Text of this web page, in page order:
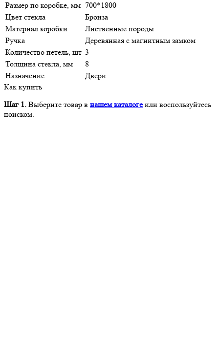
Размер по коробке, мм 700*1800
Цвет стекла
Бронза
Материал коробки
Лиственные породы
Ручка
Деревянная с магнитным замком
Количество петель, шт 3
Толщина стекла, мм
8
Назначение
Двери
Как купить
Шаг 1. Выберите товар в нашем каталогеили воспользуйтесь
поиском.